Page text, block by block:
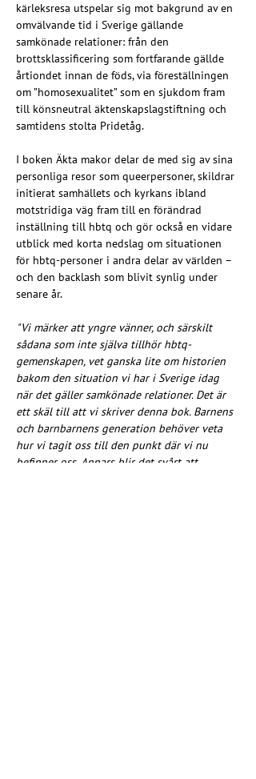
kärleksresa utspelar sig mot bakgrund av en
omvälvande tid i Sverige gällande
samkönade relationer: från den
brottsklassificering som fortfarande gällde
årtiondet innan de föds, via föreställningen
om ”homosexualitet” som en sjukdom fram
till könsneutral äktenskapslagstiftning och
samtidens stolta Pridetåg.
I boken Äkta makor delar de med sig av sina
personliga resor som queerpersoner, skildrar
initierat samhällets och kyrkans ibland
motstridiga väg fram till en förändrad
inställning till hbtq och gör också en vidare
utblick med korta nedslag om situationen
för hbtq-personer i andra delar av världen –
och den backlash som blivit synlig under
senare år.
"Vi märker att yngre vänner, och särskilt
sådana som inte själva tillhör hbtq-
gemenskapen, vet ganska lite om historien
bakom den situation vi har i Sverige idag
när det gäller samkönade relationer. Det är
ett skäl till att vi skriver denna bok. Barnens
och barnbarnens generation behöver veta
hur vi tagit oss till den punkt där vi nu
befinner oss. Annars blir det svårt att